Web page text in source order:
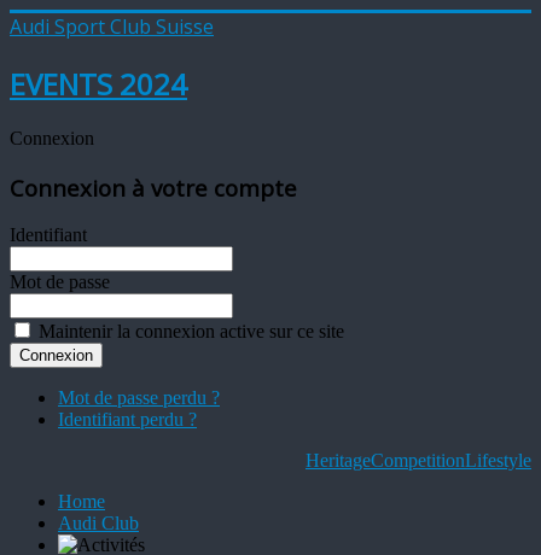
Audi Sport Club Suisse
EVENTS 2024
Connexion
Connexion à votre compte
Identifiant
Mot de passe
Maintenir la connexion active sur ce site
Mot de passe perdu ?
Identifiant perdu ?
HeritageCompetitionLifestyle
Home
Audi Club